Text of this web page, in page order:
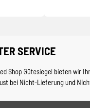
SERVICE
Shop Gütesiegel bieten wir
bei Nicht-Lieferung und